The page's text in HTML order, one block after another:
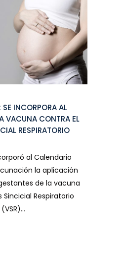
SE INCORPORA AL
VACUNA CONTRA EL
RESPIRATORIO
al Calendario
la aplicación
de la vacuna
Sincicial Respiratorio
(VSR)...